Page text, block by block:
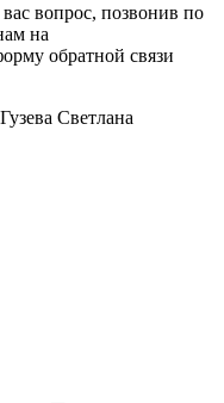
вопрос, позвонив по
на
обратной связи
Светлана